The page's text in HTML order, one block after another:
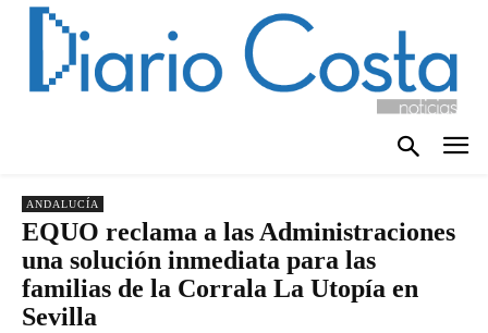
ANDALUCÍA
EQUO reclama a las Administraciones
una solución inmediata para las
familias de la Corrala La Utopía en
Sevilla